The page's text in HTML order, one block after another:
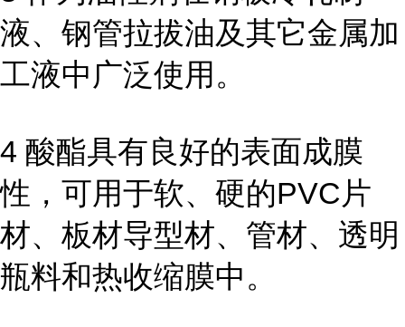
液、钢管拉拔油及其它金属加
工液中广泛使用。
4 酸酯具有良好的表面成膜
性，可用于软、硬的PVC片
材、板材导型材、管材、透明
瓶料和热收缩膜中。